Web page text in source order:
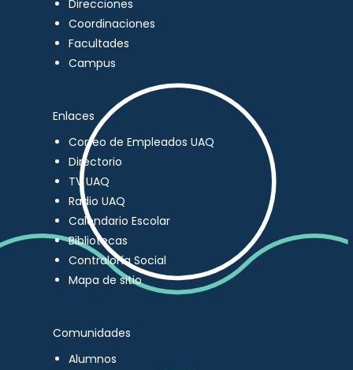
Direcciones
Coordinaciones
Facultades
Campus
Enlaces
Correo de Empleados UAQ
Directorio
TV UAQ
Radio UAQ
Calendario Escolar
Bibliotecas
Contraloría Social
Mapa de sitio
Comunidades
Alumnos